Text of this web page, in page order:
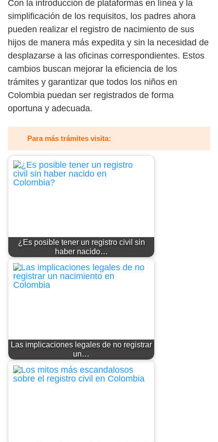
Con la introducción de plataformas en línea y la
simplificación de los requisitos, los padres ahora
pueden realizar el registro de nacimiento de sus
hijos de manera más expedita y sin la necesidad de
desplazarse a las oficinas correspondientes. Estos
cambios buscan mejorar la eficiencia de los
trámites y garantizar que todos los niños en
Colombia puedan ser registrados de forma
oportuna y adecuada.
Para más trámites visita:
¿Es posible tener un registro civil sin
haber nacido…
Las implicaciones legales de no registrar
un…